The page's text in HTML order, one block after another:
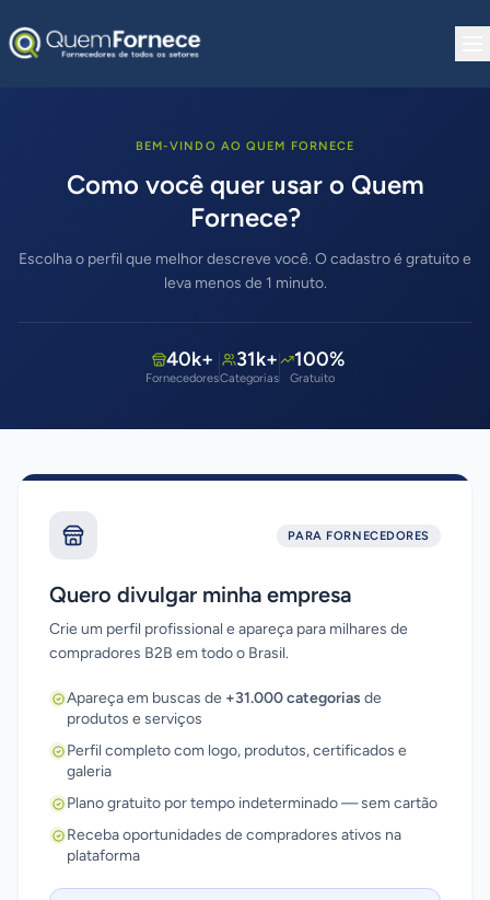
BEM-VINDO AO QUEM FORNECE
Como você quer usar o Quem
Fornece?
Escolha o perfil que melhor descreve você. O cadastro é gratuito e
leva menos de 1 minuto.
40k+
Fornecedores
31k+
Categorias
100%
Gratuito
PARA FORNECEDORES
Quero divulgar minha empresa
Crie um perfil profissional e apareça para milhares de
compradores B2B em todo o Brasil.
Apareça em buscas de +31.000 categorias de
produtos e serviços
Perfil completo com logo, produtos, certificados e
galeria
Plano gratuito por tempo indeterminado — sem cartão
Receba oportunidades de compradores ativos na
plataforma